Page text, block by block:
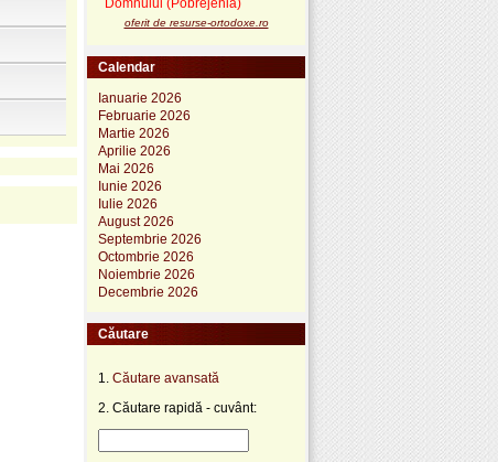
oferit de resurse-ortodoxe.ro
Calendar
Ianuarie 2026
Februarie 2026
Martie 2026
Aprilie 2026
Mai 2026
Iunie 2026
Iulie 2026
August 2026
Septembrie 2026
Octombrie 2026
Noiembrie 2026
Decembrie 2026
Căutare
1. Căutare avansată
2. Căutare rapidă - cuvânt: